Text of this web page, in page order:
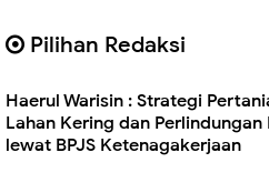
Pilihan Redaksi
Haerul Warisin : Strategi
Lahan Kering dan Perlindungan
lewat BPJS Ketenagakerjaan